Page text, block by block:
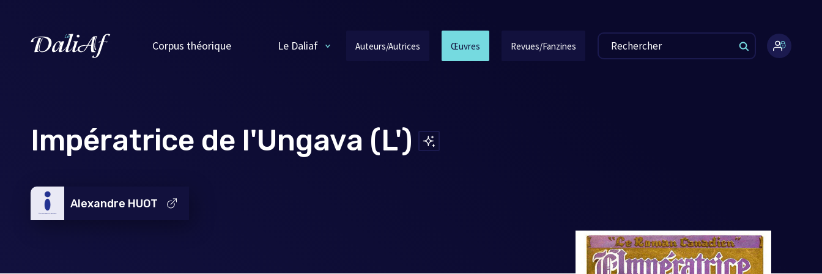
Corpus théorique Le Daliaf Auteurs/Autrices Œuvres Revues/Fanzines
Espace
Impératrice de l'Ungava (L')
Alexandre HUOT